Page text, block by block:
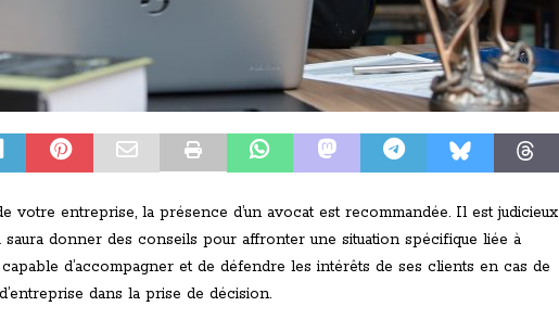
votre entreprise, la présence d’un avocat est recommandée. Il est judicieux
donner des conseils pour affronter une situation spécifique liée à
capable d’accompagner et de défendre les intérêts de ses clients en cas de
dans la prise de décision.